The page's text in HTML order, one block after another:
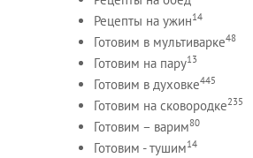
Рецепты на ужин14
Готовим в мультиварке48
Готовим на пару13
Готовим в духовке445
Готовим на сковородке235
Готовим – варим80
Готовим - тушим14